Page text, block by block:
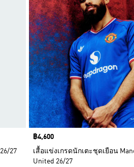
27
Price
฿4,600
เสื้อแข่งเกรดนักเตะชุดเยือน
United 26/27